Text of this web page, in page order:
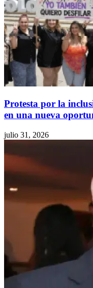
Protesta por la
en una nueva
julio 31, 2026